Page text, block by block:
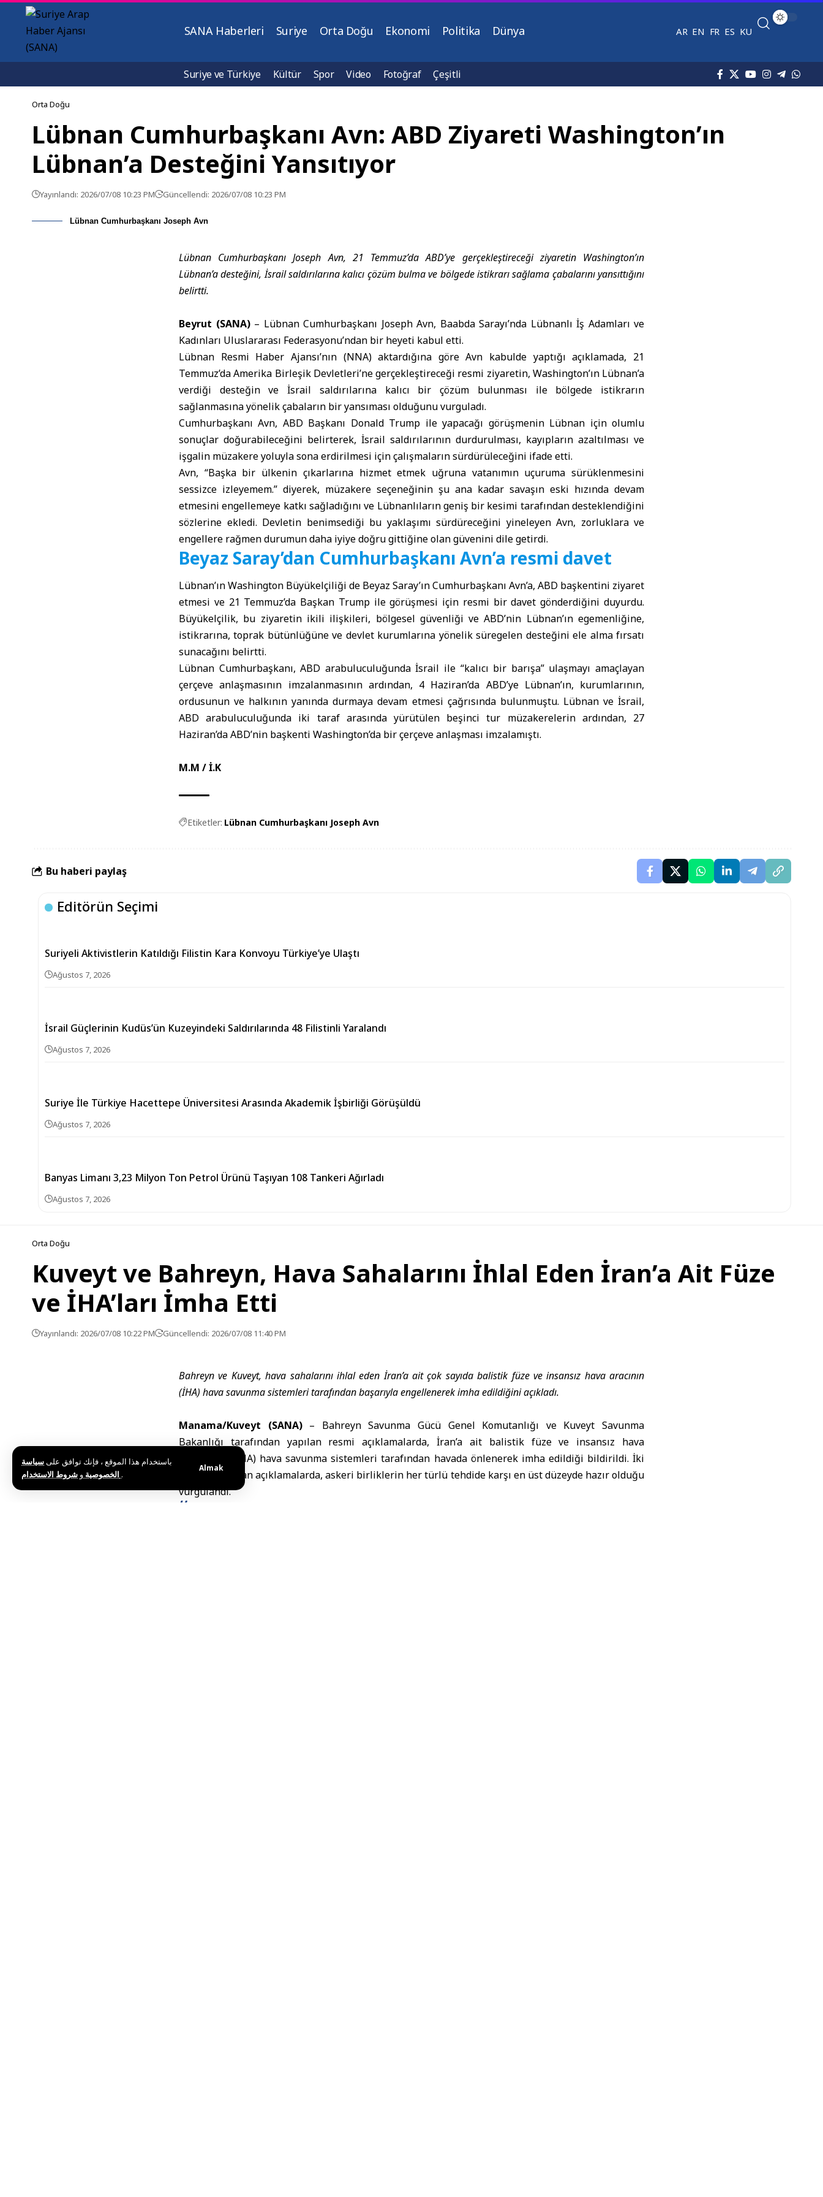
باستخدام هذا الموقع ، فإنك توافق علىسياسة
الخصوصية و .
Almak
SANA Haberleri Suriye Orta Doğu Ekonomi Politika Dünya AR EN FR ES KU
Suriye ve Türkiye Kültür Spor Video Fotoğraf Çeşitli
Orta Doğu
Lübnan Cumhurbaşkanı Avn: ABD Ziyareti Washington’ın
Lübnan’a Desteğini Yansıtıyor
Yayınlandı: 2026/07/08 10:23 PM Güncellendi: 2026/07/08 10:23 PM
Lübnan Cumhurbaşkanı Joseph Avn
Lübnan Cumhurbaşkanı Joseph Avn, 21 Temmuz’da ABD’ye gerçekleştireceği ziyaretin Washington’ın
Lübnan’a desteğini, İsrail saldırılarına kalıcı çözüm bulma ve bölgede istikrarı sağlama çabalarını yansıttığını
belirtti.
Beyrut (SANA)– Lübnan Cumhurbaşkanı Joseph Avn, Baabda Sarayı’nda Lübnanlı İş Adamları ve
Kadınları Uluslararası Federasyonu’ndan bir heyeti kabul etti.
Lübnan Resmi Haber Ajansı’nın (NNA) aktardığına göre Avn kabulde yaptığı açıklamada, 21
Temmuz’da Amerika Birleşik Devletleri’ne gerçekleştireceği resmi ziyaretin, Washington’ın Lübnan’a
verdiği desteğin ve İsrail saldırılarına kalıcı bir çözüm bulunması ile bölgede istikrarın
sağlanmasına yönelik çabaların bir yansıması olduğunu vurguladı.
Cumhurbaşkanı Avn, ABD Başkanı Donald Trump ile yapacağı görüşmenin Lübnan için olumlu
sonuçlar doğurabileceğini belirterek, İsrail saldırılarının durdurulması, kayıpların azaltılması ve
işgalin müzakere yoluyla sona erdirilmesi için çalışmaların sürdürüleceğini ifade etti.
Avn, “Başka bir ülkenin çıkarlarına hizmet etmek uğruna vatanımın uçuruma sürüklenmesini
sessizce izleyemem.” diyerek, müzakere seçeneğinin şu ana kadar savaşın eski hızında devam
etmesini engellemeye katkı sağladığını ve Lübnanlıların geniş bir kesimi tarafından desteklendiğini
sözlerine ekledi. Devletin benimsediği bu yaklaşımı sürdüreceğini yineleyen Avn, zorluklara ve
engellere rağmen durumun daha iyiye doğru gittiğine olan güvenini dile getirdi.
Beyaz Saray’dan Cumhurbaşkanı Avn’a resmi davet
Lübnan’ın Washington Büyükelçiliği de Beyaz Saray’ın Cumhurbaşkanı Avn’a, ABD başkentini ziyaret
etmesi ve 21 Temmuz’da Başkan Trump ile görüşmesi için resmi bir davet gönderdiğini duyurdu.
Büyükelçilik, bu ziyaretin ikili ilişkileri, bölgesel güvenliği ve ABD’nin Lübnan’ın egemenliğine,
istikrarına, toprak bütünlüğüne ve devlet kurumlarına yönelik süregelen desteğini ele alma fırsatı
sunacağını belirtti.
Lübnan Cumhurbaşkanı, ABD arabuluculuğunda İsrail ile “kalıcı bir barışa” ulaşmayı amaçlayan
çerçeve anlaşmasının imzalanmasının ardından, 4 Haziran’da ABD’ye Lübnan’ın, kurumlarının,
ordusunun ve halkının yanında durmaya devam etmesi çağrısında bulunmuştu. Lübnan ve İsrail,
ABD arabuluculuğunda iki taraf arasında yürütülen beşinci tur müzakerelerin ardından, 27
Haziran’da ABD’nin başkenti Washington’da bir çerçeve anlaşması imzalamıştı.
M.M / İ.K
Etiketler: Lübnan Cumhurbaşkanı Joseph Avn
Bu haberi paylaş
Editörün Seçimi
Suriyeli Aktivistlerin Katıldığı Filistin Kara Konvoyu Türkiye’ye Ulaştı
Ağustos 7, 2026
İsrail Güçlerinin Kudüs’ün Kuzeyindeki Saldırılarında 48 Filistinli Yaralandı
Ağustos 7, 2026
Suriye İle Türkiye Hacettepe Üniversitesi Arasında Akademik İşbirliği Görüşüldü
Ağustos 7, 2026
Banyas Limanı 3,23 Milyon Ton Petrol Ürünü Taşıyan 108 Tankeri Ağırladı
Ağustos 7, 2026
Orta Doğu
Kuveyt ve Bahreyn, Hava Sahalarını İhlal Eden İran’a Ait Füze
ve İHA’ları İmha Etti
Yayınlandı: 2026/07/08 10:22 PM Güncellendi: 2026/07/08 11:40 PM
Bahreyn ve Kuveyt, hava sahalarını ihlal eden İran’a ait çok sayıda balistik füze ve insansız hava aracının
(İHA) hava savunma sistemleri tarafından başarıyla engellenerek imha edildiğini açıkladı.
Manama/Kuveyt (SANA)– Bahreyn Savunma Gücü Genel Komutanlığı ve Kuveyt Savunma
Bakanlığı tarafından yapılan resmi açıklamalarda, İran’a ait balistik füze ve insansız hava
araçlarının (İHA) hava savunma sistemleri tarafından havada önlenerek imha edildiği bildirildi. İki
ülkeden yapılan açıklamalarda, askeri birliklerin her türlü tehdide karşı en üst düzeyde hazır olduğu
vurgulandı.